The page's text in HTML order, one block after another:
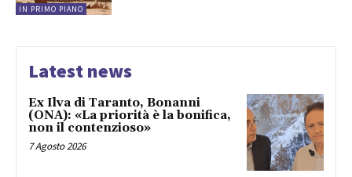
IN PRIMO PIANO
Latest news
Ex Ilva di Taranto, Bonanni
(ONA): «La priorità è la bonifica,
non il contenzioso»
7 Agosto 2026